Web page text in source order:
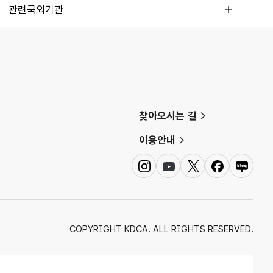
관련국외기관
찾아오시는 길
이용안내
인
스
램
유
튜
트
위
페
이
네
이
로
COPYRIGHT KDCA. ALL RIGHTS RESERVED.